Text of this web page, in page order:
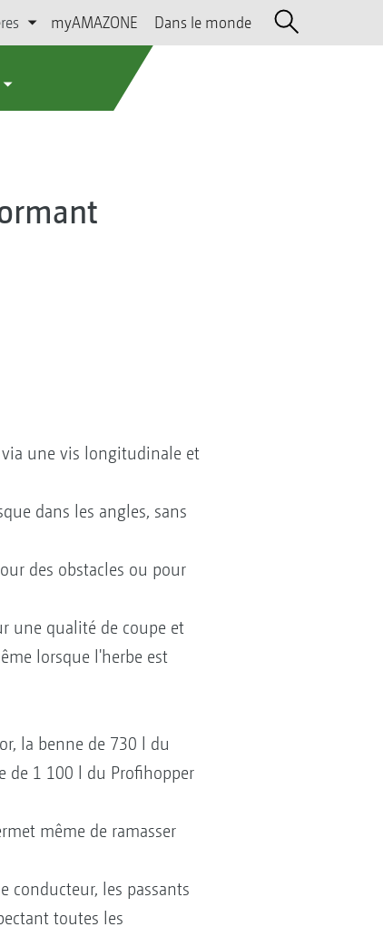
myAMAZONE Dans le monde
via une vis longitudinale et
dans les angles, sans
des obstacles ou pour
une qualité de coupe et
lorsque l'herbe est
la benne de 730 l du
de 1 100 l du Profihopper
même de ramasser
conducteur, les passants
toutes les